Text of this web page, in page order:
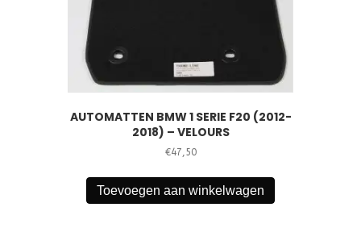
AUTOMATTEN BMW 1 SERIE F20 (2012-
2018) – VELOURS
€47,50
Toevoegen aan winkelwagen